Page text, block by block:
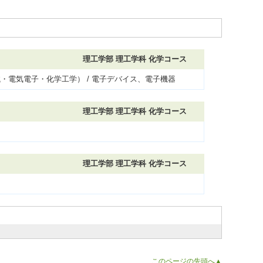
理工学部 理工学科 化学コース
電気電子・化学工学） / 電子デバイス、電子機器
理工学部 理工学科 化学コース
理工学部 理工学科 化学コース
このページの先頭へ▲